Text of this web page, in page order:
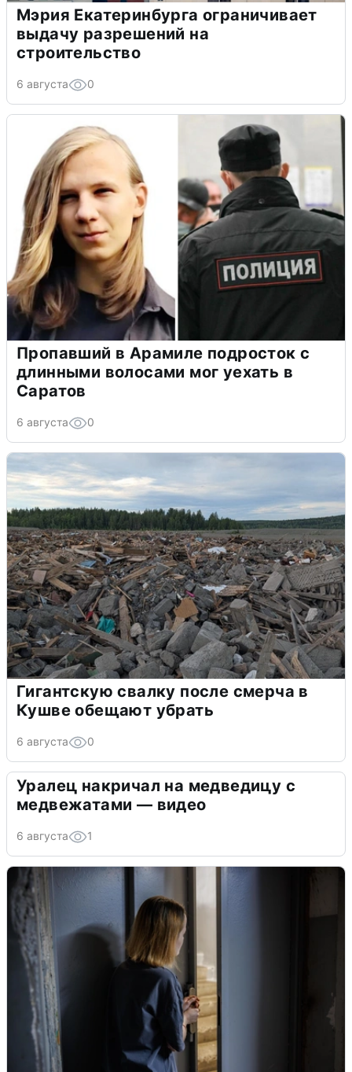
Мэрия Екатеринбурга ограничивает
выдачу разрешений на
строительство
6 августа 0
Пропавший в Арамиле подросток с
длинными волосами мог уехать в
Саратов
6 августа 0
Гигантскую свалку после смерча в
Кушве обещают убрать
6 августа 0
Уралец накричал на медведицу с
медвежатами — видео
6 августа 1